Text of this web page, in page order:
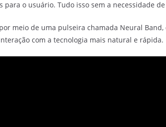
o usuário. Tudo isso sem a necessidade
meio de uma pulseira chamada Neural
com a tecnologia mais natural e rápida.